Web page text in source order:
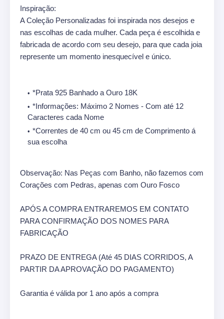
Inspiração:
A Coleção Personalizadas foi inspirada nos desejos e
nas escolhas de cada mulher. Cada peça é escolhida e
fabricada de acordo com seu desejo, para que cada joia
represente um momento inesquecível e único.
*Prata 925 Banhado a Ouro 18K
*Informações: Máximo 2 Nomes - Com até 12
Caracteres cada Nome
*Correntes de 40 cm ou 45 cm de Comprimento á
sua escolha
Observação: Nas Peças com Banho, não fazemos com
Corações com Pedras, apenas com Ouro Fosco
APÓS A COMPRA ENTRAREMOS EM CONTATO
PARA CONFIRMAÇÃO DOS NOMES PARA
FABRICAÇÃO
PRAZO DE ENTREGA (Até 45 DIAS CORRIDOS, A
PARTIR DA APROVAÇÃO DO PAGAMENTO)
Garantia é válida por 1 ano após a compra